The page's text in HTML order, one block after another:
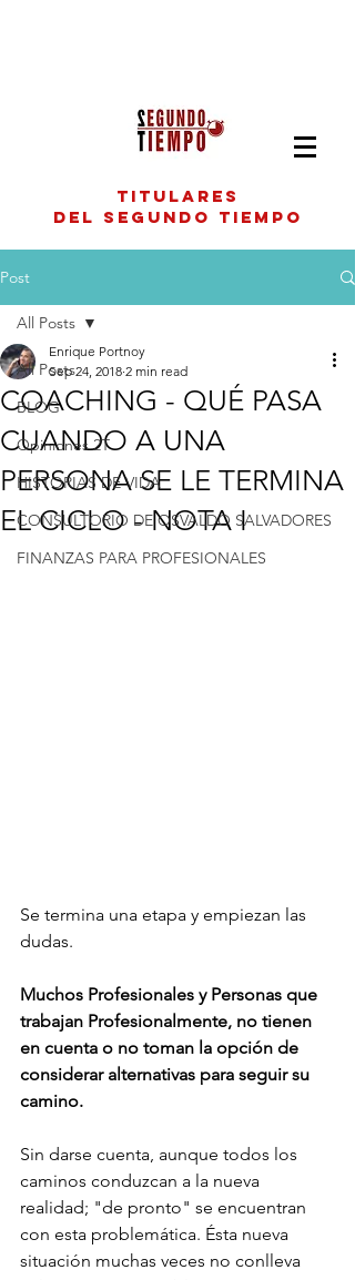
titulares
del segundo tiempo
Post
All Posts
BLOG
Opiniones 2T
HISTORIAS DE VIDA
CONSULTORIO DE OSVALDO SALVADORES
FINANZAS PARA PROFESIONALES
All Posts
COACHING - QUÉ PASA
CUANDO A UNA
PERSONA SE LE TERMINA
EL CICLO - NOTA I
Enrique Portnoy
Sep 24, 2018 2 min read
Se termina una etapa y empiezan las
dudas.
Muchos Profesionales y Personas que
trabajan Profesionalmente, no tienen
en cuenta o no toman la opción de
considerar alternativas para seguir su
camino.
Sin darse cuenta, aunque todos los
caminos conduzcan a la nueva
realidad; "de pronto" se encuentran
con esta problemática. Ésta nueva
situación muchas veces no conlleva